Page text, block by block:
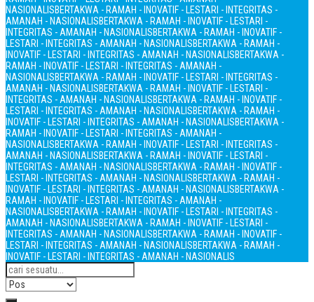
NASIONALISBERTAKWA - RAMAH - INOVATIF - LESTARI - INTEGRITAS -
AMANAH - NASIONALISBERTAKWA - RAMAH - INOVATIF - LESTARI -
INTEGRITAS - AMANAH - NASIONALISBERTAKWA - RAMAH - INOVATIF -
LESTARI - INTEGRITAS - AMANAH - NASIONALISBERTAKWA - RAMAH -
INOVATIF - LESTARI - INTEGRITAS - AMANAH - NASIONALISBERTAKWA -
RAMAH - INOVATIF - LESTARI - INTEGRITAS - AMANAH -
NASIONALISBERTAKWA - RAMAH - INOVATIF - LESTARI - INTEGRITAS -
AMANAH - NASIONALISBERTAKWA - RAMAH - INOVATIF - LESTARI -
INTEGRITAS - AMANAH - NASIONALISBERTAKWA - RAMAH - INOVATIF -
LESTARI - INTEGRITAS - AMANAH - NASIONALISBERTAKWA - RAMAH -
INOVATIF - LESTARI - INTEGRITAS - AMANAH - NASIONALISBERTAKWA -
RAMAH - INOVATIF - LESTARI - INTEGRITAS - AMANAH -
NASIONALISBERTAKWA - RAMAH - INOVATIF - LESTARI - INTEGRITAS -
AMANAH - NASIONALISBERTAKWA - RAMAH - INOVATIF - LESTARI -
INTEGRITAS - AMANAH - NASIONALISBERTAKWA - RAMAH - INOVATIF -
LESTARI - INTEGRITAS - AMANAH - NASIONALISBERTAKWA - RAMAH -
INOVATIF - LESTARI - INTEGRITAS - AMANAH - NASIONALISBERTAKWA -
RAMAH - INOVATIF - LESTARI - INTEGRITAS - AMANAH -
NASIONALISBERTAKWA - RAMAH - INOVATIF - LESTARI - INTEGRITAS -
AMANAH - NASIONALISBERTAKWA - RAMAH - INOVATIF - LESTARI -
INTEGRITAS - AMANAH - NASIONALISBERTAKWA - RAMAH - INOVATIF -
LESTARI - INTEGRITAS - AMANAH - NASIONALISBERTAKWA - RAMAH -
INOVATIF - LESTARI - INTEGRITAS - AMANAH - NASIONALIS